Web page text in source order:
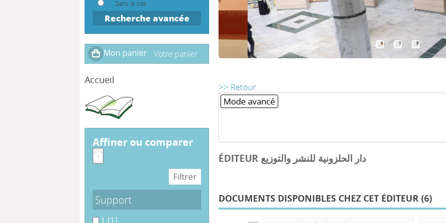
>> Retour
Mode avancé
ÉDITEUR دار الحلزونية للنشر والتوزيع
DOCUMENTS DISPONIBLES CHEZ CET ÉDITEUR (6)
Dans le site
Recherche avancée
Accueil
affiner ou comparer
Support
1 1 [1]